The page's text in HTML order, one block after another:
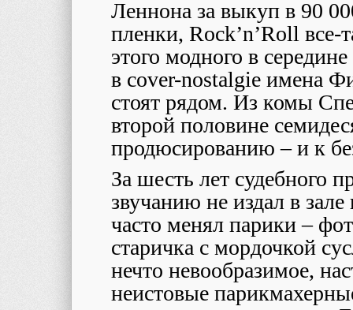
Леннона за выкуп в 90
пленки, Rock’n’Roll все-
этого модного в
в cover-nostalgie имена
стоят рядом. Из комы
второй половине
продюсированию – и к
За шесть лет судебного
звучанию не издал в
часто менял парики –
старичка с мордочкой
нечто невообразимое,
неистовые